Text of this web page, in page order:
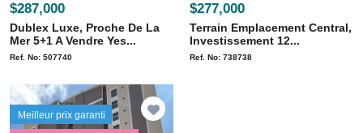
$287,000
Dublex Luxe, Proche De La
Mer 5+1 A Vendre Yes...
Ref. No: 507740
$277,000
Terrain Emplacement Central,
Investissement 12...
Ref. No: 738738
Meilleur prix garanti